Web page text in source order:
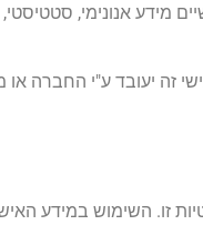
אנונימי, סטטיסטי,
זה יעובד ע"י החברה
זו. השימוש במידע